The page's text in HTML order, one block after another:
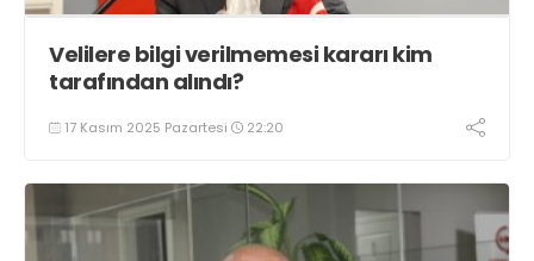
Velilere bilgi verilmemesi kararı kim
tarafından alındı?
17 Kasım 2025 Pazartesi 22:20